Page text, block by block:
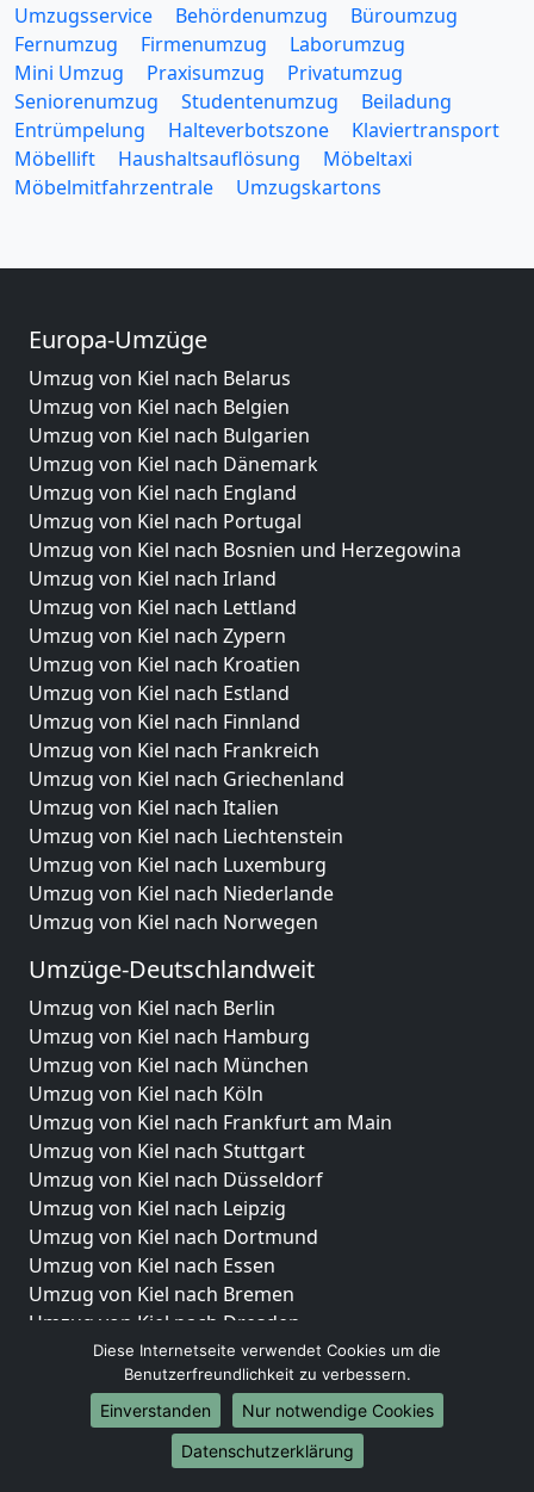
Umzugsservice Behördenumzug
Büroumzug
Fernumzug
Firmenumzug
Laborumzug
Mini Umzug
Praxisumzug
Privatumzug
Seniorenumzug
Studentenumzug
Beiladung
Entrümpelung
Halteverbotszone
Klaviertransport
Möbellift
Haushaltsauflösung
Möbeltaxi
Möbelmitfahrzentrale
Umzugskartons
Europa-Umzüge
Umzug von Kiel nach Belarus
Umzug von Kiel nach Belgien
Umzug von Kiel nach Bulgarien
Umzug von Kiel nach Dänemark
Umzug von Kiel nach England
Umzug von Kiel nach Portugal
Umzug von Kiel nach Bosnien und Herzegowina
Umzug von Kiel nach Irland
Umzug von Kiel nach Lettland
Umzug von Kiel nach Zypern
Umzug von Kiel nach Kroatien
Umzug von Kiel nach Estland
Umzug von Kiel nach Finnland
Umzug von Kiel nach Frankreich
Umzug von Kiel nach Griechenland
Umzug von Kiel nach Italien
Umzug von Kiel nach Liechtenstein
Umzug von Kiel nach Luxemburg
Umzug von Kiel nach Niederlande
Umzug von Kiel nach Norwegen
Umzüge-Deutschlandweit
Umzug von Kiel nach Berlin
Umzug von Kiel nach Hamburg
Umzug von Kiel nach München
Umzug von Kiel nach Köln
Umzug von Kiel nach Frankfurt am Main
Umzug von Kiel nach Stuttgart
Umzug von Kiel nach Düsseldorf
Umzug von Kiel nach Leipzig
Umzug von Kiel nach Dortmund
Umzug von Kiel nach Essen
Umzug von Kiel nach Bremen
Umzug von Kiel nach Dresden
Umzug von Kiel nach Hannover
Umzug von Kiel nach Nürnberg
Umzug von Kiel nach Duisburg
Umzug von Kiel nach Bochum
Umzug von Kiel nach Wuppertal
Diese Internetseite verwendet Cookies um die
Benutzerfreundlichkeit zu verbessern.
Einverstanden
Nur notwendige Cookies
Datenschutzerklärung